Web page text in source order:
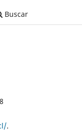
Buscar
.